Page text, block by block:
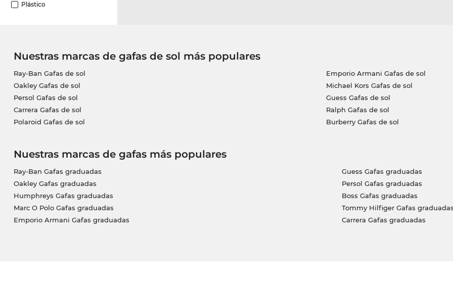
Plástico
Nuestras marcas de gafas de sol más populares
Ray-Ban Gafas de sol
Oakley Gafas de sol
Persol Gafas de sol
Carrera Gafas de sol
Polaroid Gafas de sol
Emporio Armani Gafas de sol
Michael Kors Gafas de sol
Guess Gafas de sol
Ralph Gafas de sol
Burberry Gafas de sol
Nuestras marcas de gafas más populares
Ray-Ban Gafas graduadas
Oakley Gafas graduadas
Humphreys Gafas graduadas
Marc O Polo Gafas graduadas
Emporio Armani Gafas graduadas
Guess Gafas graduadas
Persol Gafas graduadas
Boss Gafas graduadas
Tommy Hilfiger Gafas
Carrera Gafas graduadas